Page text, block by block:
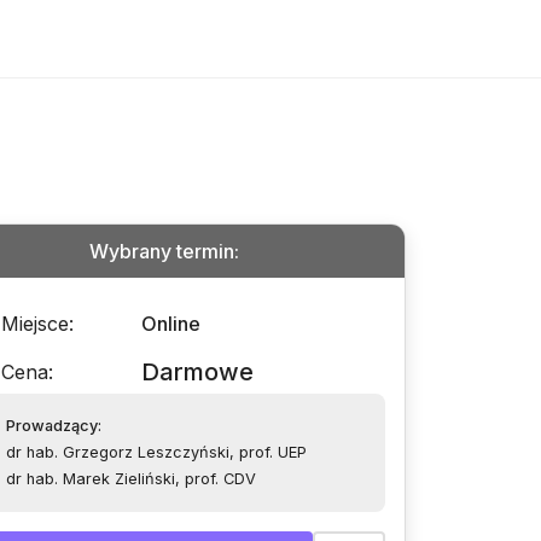
Wybrany termin:
Miejsce:
Online
Cena: Darmowe
Prowadzący:
dr hab. Grzegorz Leszczyński, prof. UEP
dr hab. Marek Zieliński, prof. CDV